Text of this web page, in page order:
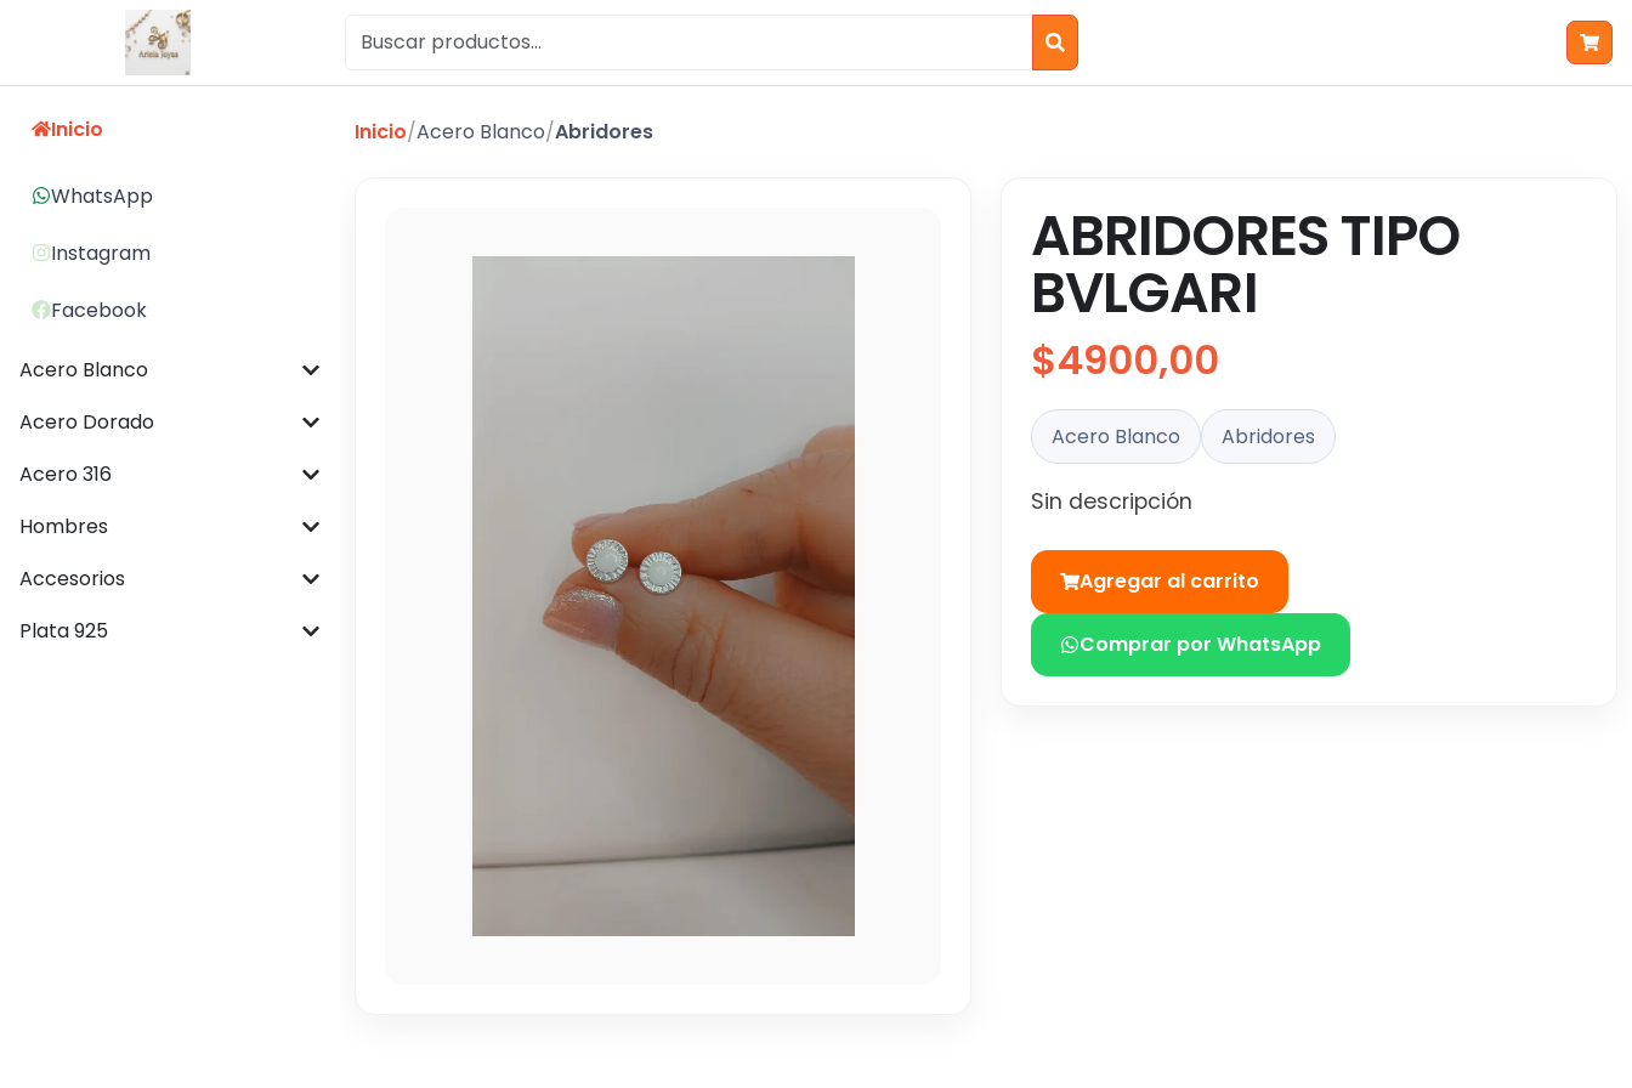
Inicio
WhatsApp
Instagram
Facebook
Acero Blanco
Acero Dorado
Acero 316
Hombres
Accesorios
Plata 925
Inicio/Acero Blanco/Abridores
ABRIDORES TIPO
BVLGARI
$4900,00
Acero Blanco Abridores
Sin descripción
Agregar al carrito
Comprar por WhatsApp